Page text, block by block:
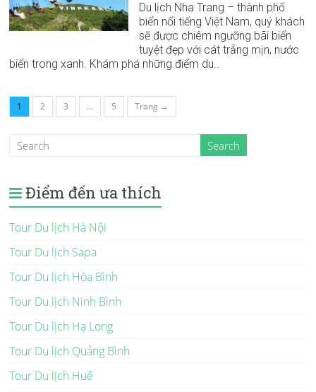
Du lịch Nha Trang – thành phố
biển nổi tiếng Việt Nam, quý khách
sẽ được chiêm ngưỡng bãi biển
tuyệt đẹp với cát trẵng mịn, nước
biển trong xanh. Khám phá những điểm du..
1 2 3 … 5 Trang →
Điểm đến ưa thích
Tour Du lịch Hà Nội
Tour Du lịch Sapa
Tour Du lịch Hòa Bình
Tour Du lịch Ninh Bình
Tour Du lịch Hạ Long
Tour Du lịch Quảng Bình
Tour Du lịch Huế